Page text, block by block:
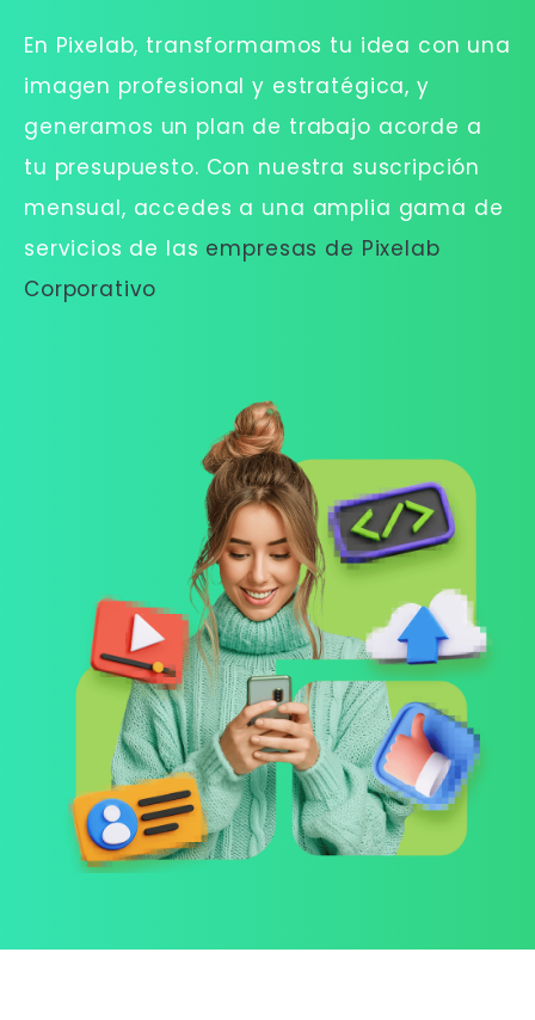
En Pixelab, transformamos tu idea con una
imagen profesional y estratégica, y
generamos un plan de trabajo acorde a
tu presupuesto. Con nuestra suscripción
mensual, accedes a una amplia gama de
servicios de las empresas de Pixelab
Corporativo